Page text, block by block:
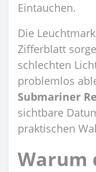
Eintauchen.
Die
Zifferblatt
schlechten
problemlos
Submariner
sichtbare
praktischen
Warum